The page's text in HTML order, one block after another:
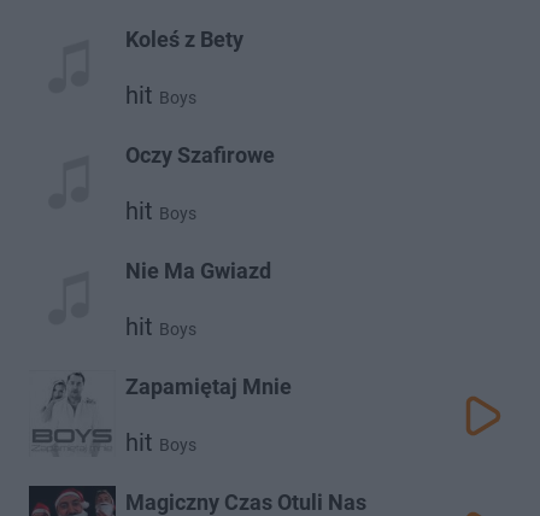
Koleś z Bety
hit Boys
Oczy Szafirowe
hit Boys
Nie Ma Gwiazd
hit Boys
Zapamiętaj Mnie
hit Boys
Magiczny Czas Otuli Nas